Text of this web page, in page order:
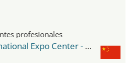
profesionales
Shanghai New International Expo Center - SNIEC